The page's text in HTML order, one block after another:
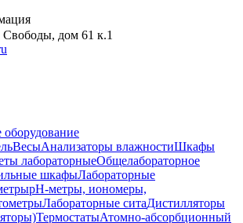
Свободы, дом 61 к.1
ВесыАнализаторы влажностиШкафы
лабораторныеОбщелабораторное
шкафыЛабораторные
pH-метры, иономеры,
Лабораторные ситаДистилляторы
ТермостатыАтомно-абсорбционный